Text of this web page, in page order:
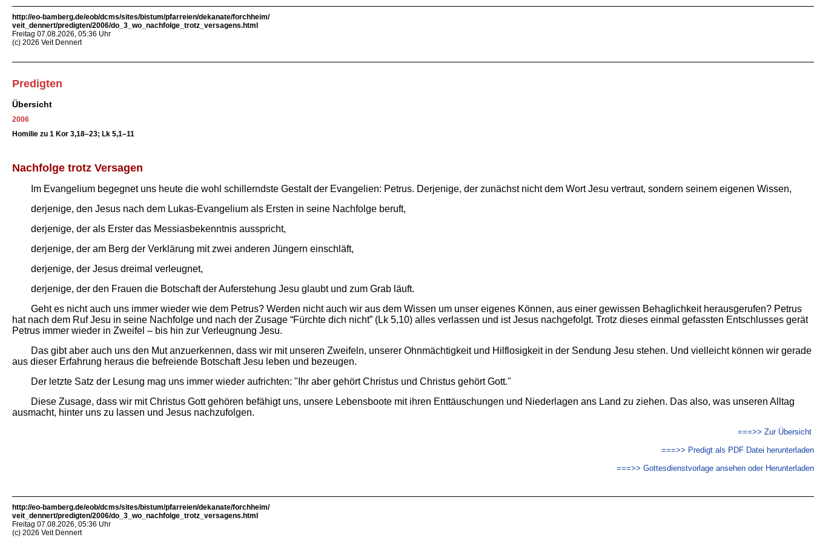
http://eo-bamberg.de/eob/dcms/sites/bistum/pfarreien/dekanate/forchheim/
veit_dennert/predigten/2006/do_3_wo_nachfolge_trotz_versagens.html
Freitag 07.08.2026, 05:36 Uhr
(c) 2026 Veit Dennert
Predigten
Übersicht
2006
Homilie zu 1 Kor 3,18–23; Lk 5,1–11
Nach­fol­ge trotz Ver­sa­gen
Im Evan­ge­li­um be­geg­net uns heu­te die wohl schil­lernds­te Ge­stalt der Evan­ge­li­en: Petrus. Der­je­ni­ge, der zu­nächst nicht dem Wort Jesu ver­traut, son­dern sei­nem ei­ge­nen Wis­sen,
der­je­ni­ge, den Je­sus nach dem Lu­kas-Evan­ge­li­um als Ers­ten in sei­ne Nach­fol­ge be­ruft,
der­je­ni­ge, der als Ers­ter das Mess­ias­be­kennt­nis aus­spricht,
der­je­ni­ge, der am Berg der Ver­klä­rung mit zwei an­de­ren Jün­gern ein­schläft,
der­je­ni­ge, der Je­sus drei­mal ver­leug­net,
der­je­ni­ge, der den Frau­en die Bot­schaft der Auf­er­ste­hung Jesu glaubt und zum Grab läuft.
Geht es nicht auch uns im­mer wie­der wie dem Petrus? Wer­den nicht auch wir aus dem Wis­sen um un­ser ei­ge­nes Kön­nen, aus ei­ner ge­wis­sen Be­hag­lich­keit he­raus­ge­ru­fen? Petrus
hat nach dem Ruf Jesu in sei­ne Nach­fol­ge und nach der Zu­sa­ge “Für­chte dich nicht” (Lk 5,10) al­les ver­las­sen und ist Je­sus nach­ge­folgt. Trotz die­ses ein­mal ge­fass­ten Ent­schlus­ses ge­rät
Petrus im­mer wie­der in Zwei­fel – bis hin zur Ver­leug­nung Jesu.
Das gibt aber auch uns den Mut an­zu­er­ken­nen, dass wir mit un­se­ren Zwei­feln, un­se­rer Ohn­mäch­tig­keit und Hilf­lo­sig­keit in der Sen­dung Jesu ste­hen. Und viel­leicht kön­nen wir ge­ra­de
aus die­ser Er­fah­rung he­raus die be­frei­en­de Bot­schaft Jesu le­ben und be­zeu­gen.
Der letz­te Satz der Le­sung mag uns im­mer wie­der auf­rich­ten: "Ihr aber ge­hört Chris­tus und Chris­tus ge­hört Gott."
Die­se Zu­sa­ge, dass wir mit Chris­tus Gott ge­hö­ren be­fä­higt uns, un­se­re Le­bens­boo­te mit ih­ren Ent­täu­schun­gen und Nie­der­la­gen ans Land zu zie­hen. Das also, was un­se­ren All­tag
aus­macht, hin­ter uns zu las­sen und Je­sus nach­zu­folgen.
===>> Zur Übersicht
===>> Predigt als PDF Datei herunterladen
===>> Gottesdienstvorlage ansehen oder Herunterladen
http://eo-bamberg.de/eob/dcms/sites/bistum/pfarreien/dekanate/forchheim/
veit_dennert/predigten/2006/do_3_wo_nachfolge_trotz_versagens.html
Freitag 07.08.2026, 05:36 Uhr
(c) 2026 Veit Dennert